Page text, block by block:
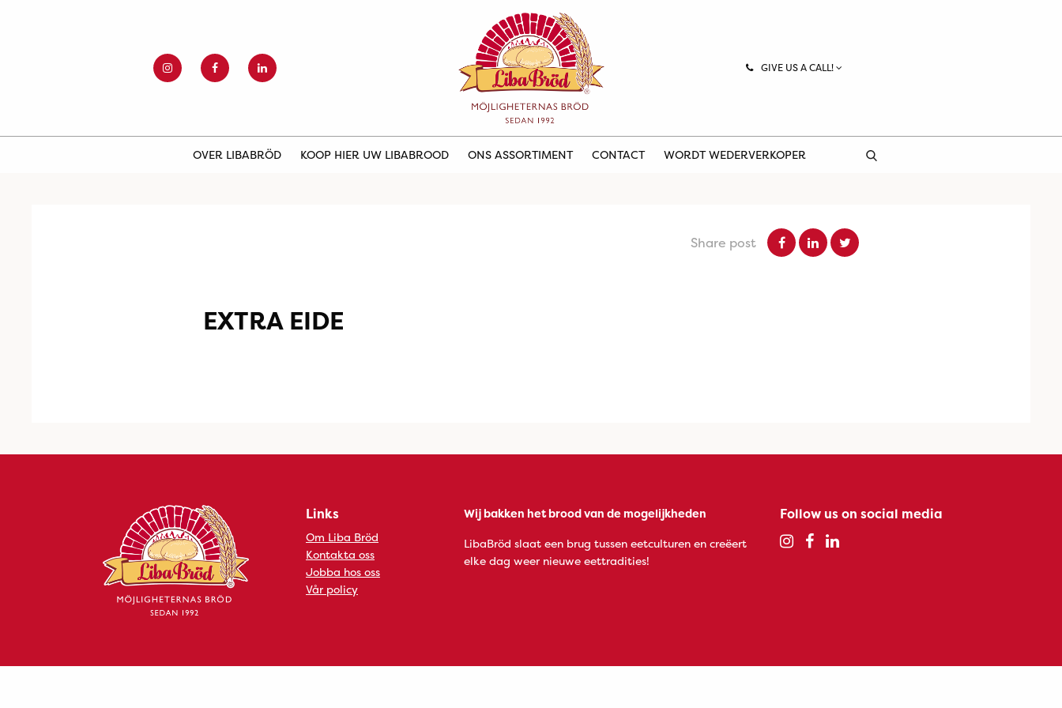
GIVE US A CALL!
OVER LIBABRÖD KOOP HIER UW LIBABROOD ONS ASSORTIMENT CONTACT WORDT WEDERVERKOPER
Share post
EXTRA EIDE
Links
Om Liba Bröd
Kontakta oss
Jobba hos oss
Vår policy
Wij bakken het brood van de mogelijkheden
LibaBröd slaat een brug tussen eetculturen en creëert
elke dag weer nieuwe eettradities!
Follow us on social media